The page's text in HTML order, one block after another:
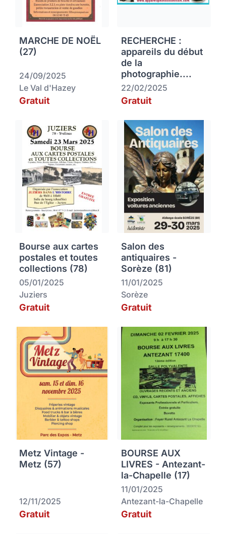
MARCHE DE NOËL
(27)
24/09/2025
Le Val d'Hazey
Gratuit
RECHERCHE :
appareils du début
de la
photographie....
22/02/2025
Gratuit
Bourse aux cartes
postales et toutes
collections (78)
05/01/2025
Juziers
Gratuit
Salon des
antiquaires -
Sorèze (81)
11/01/2025
Sorèze
Gratuit
Metz Vintage -
Metz (57)
12/11/2025
Gratuit
BOURSE AUX
LIVRES - Antezant-
la-Chapelle (17)
11/01/2025
Antezant-la-Chapelle
Gratuit